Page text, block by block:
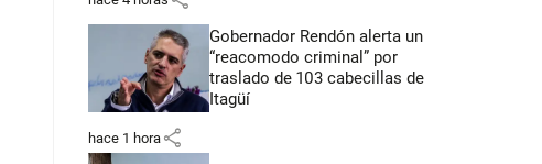
Gobernador Rendón alerta un
“reacomodo criminal” por
traslado de 103 cabecillas de
Itagüí
hace 1 hora share